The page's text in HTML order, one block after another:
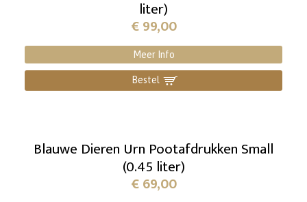
liter)
€99,00
Meer Info
Bestel ]
Blauwe Dieren Urn Pootafdrukken Small
(0.45 liter)
€69,00